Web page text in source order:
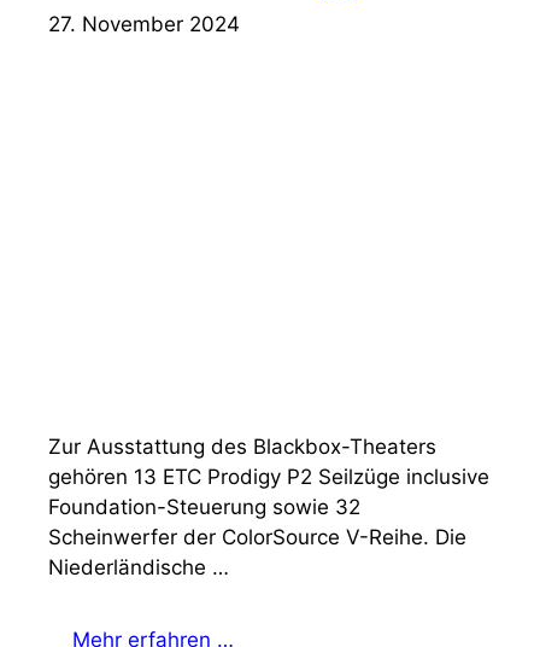
27. November 2024
Zur Ausstattung des Blackbox-Theaters
gehören 13 ETC Prodigy P2 Seilzüge inclusive
Foundation-Steuerung sowie 32
Scheinwerfer der ColorSource V-Reihe. Die
Niederländische …
Mehr erfahren …